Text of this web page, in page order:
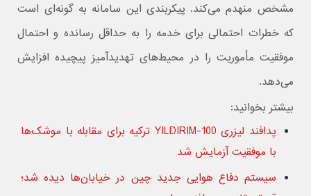
مشخص منهدم می‌کند. پیکربندی این سامانه به گونه‌ای است
که خطرات احتمالی برای خدمه را به حداقل رسانده و احتمال
موفقیت مأموریت را در محیط‌های تهدیدآمیز پیچیده افزایش
می‌دهد.
بیشتر بخوانید:
پدافند لیزری YILDIRIM-100 ترکیه برای مقابله با موشک‌ها
با موفقیت آزمایش شد
سیستم دفاع هوایی جدید چین در خیابان‌ها دیده شد؛